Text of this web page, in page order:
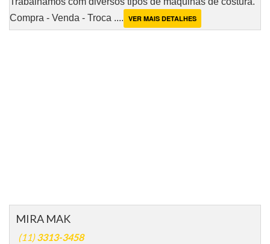
Compra - Venda - Troca .... VER MAIS DETALHES
MIRA MAK
(11)3313-3458